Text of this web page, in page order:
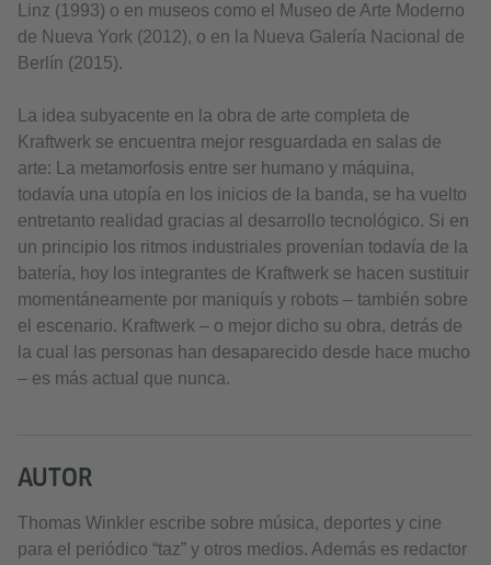
Linz (1993) o en museos como el Museo de Arte Moderno
de Nueva York (2012), o en la Nueva Galería Nacional de
Berlín (2015).
La idea subyacente en la obra de arte completa de
Kraftwerk se encuentra mejor resguardada en salas de
arte: La metamorfosis entre ser humano y máquina,
todavía una utopía en los inicios de la banda, se ha vuelto
entretanto realidad gracias al desarrollo tecnológico. Si en
un principio los ritmos industriales provenían todavía de la
batería, hoy los integrantes de Kraftwerk se hacen sustituir
momentáneamente por maniquís y robots – también sobre
el escenario. Kraftwerk – o mejor dicho su obra, detrás de
la cual las personas han desaparecido desde hace mucho
– es más actual que nunca.
AUTOR
Thomas Winkler escribe sobre música, deportes y cine
para el periódico “taz” y otros medios. Además es redactor